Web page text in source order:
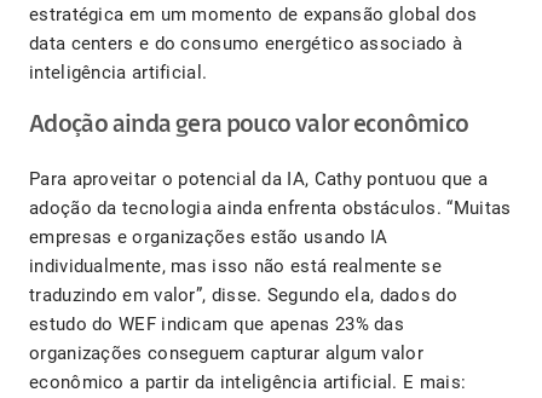
estratégica em um momento de expansão global dos
data centers e do consumo energético associado à
inteligência artificial.
Adoção ainda gera pouco valor econômico
Para aproveitar o potencial da IA, Cathy pontuou que a
adoção da tecnologia ainda enfrenta obstáculos. “Muitas
empresas e organizações estão usando IA
individualmente, mas isso não está realmente se
traduzindo em valor”, disse. Segundo ela, dados do
estudo do WEF indicam que apenas 23% das
organizações conseguem capturar algum valor
econômico a partir da inteligência artificial. E mais: